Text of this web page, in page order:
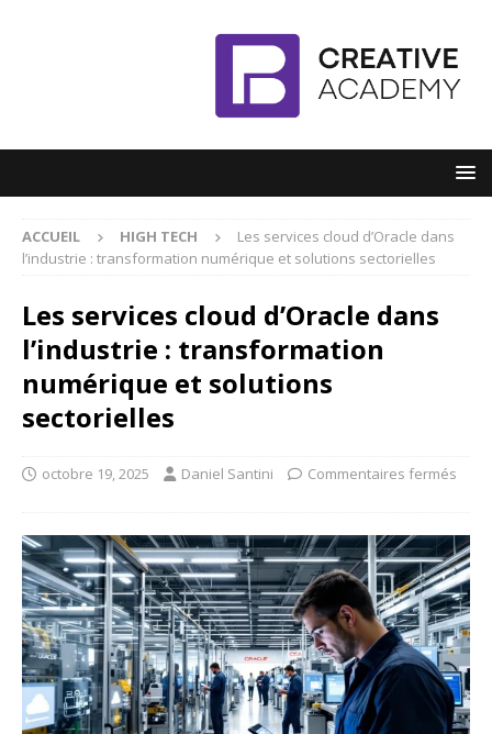
ACCUEIL HIGH TECH
Les services cloud d’Oracle dans
l’industrie : transformation numérique et solutions sectorielles
Les services cloud d’Oracle dans
l’industrie : transformation
numérique et solutions
sectorielles
octobre 19, 2025 Daniel Santini Commentaires fermés